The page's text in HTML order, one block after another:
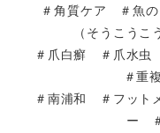
＃角質ケア ＃魚
（そうこう
＃爪白癬 ＃爪水
＃重
＃南浦和 ＃フット
ー